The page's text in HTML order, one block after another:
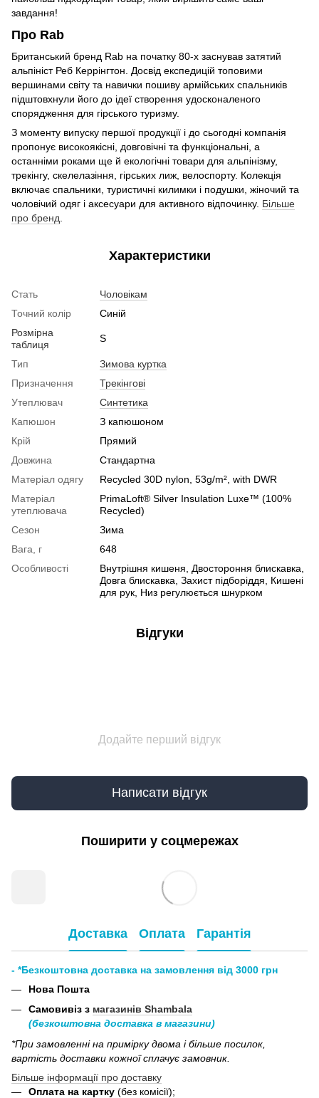
завдання!
Про Rab
Британський бренд Rab на початку 80-х заснував затятий
альпініст Реб Керрінгтон. Досвід експедицій топовими
вершинами світу та навички пошиву армійських спальників
підштовхнули його до ідеї створення удосконаленого
спорядження для гірського туризму.
З моменту випуску першої продукції і до сьогодні компанія
пропонує високоякісні, довговічні та функціональні, а
останніми роками ще й екологічні товари для альпінізму,
трекінгу, скелелазіння, гірських лиж, велоспорту. Колекція
включає спальники, туристичні килимки і подушки, жіночий та
чоловічий одяг і аксесуари для активного відпочинку. Більше
про бренд
Характеристики
Стать
Чоловікам
Точний колір
Синій
Розмірна
таблиця
S
Тип
Зимова куртка
Призначення
Трекінгові
Утеплювач
Синтетика
Капюшон
З капюшоном
Крій
Прямий
Довжина
Стандартна
Матеріал одягу
Recycled 30D nylon, 53g/m², with DWR
Матеріал
утеплювача
PrimaLoft® Silver Insulation Luxe™ (100%
Recycled)
Сезон
Зима
Вага, г
648
Особливості
Внутрішня кишеня, Двостороння блискавка,
Довга блискавка, Захист підборіддя, Кишені
для рук, Низ регулюється шнурком
Відгуки
Додайте перший відгук
Написати відгук
Поширити у соцмережах
Доставка Оплата Гарантія
- *Безкоштовна доставка на замовлення від 3000 грн
Нова Пошта
Самовивіз з магазинів Shambala
(безкоштовна доставка в магазини)
*При замовленні на примірку двома і більше посилок,
вартість доставки кожної сплачує замовник.
Більше інформації про доставку
Оплата на картку (без комісії);